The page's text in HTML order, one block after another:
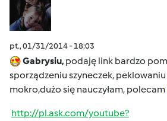
pt., 01/31/2014 - 18:03
Gabrysiu, podaję link bardzo
sporządzeniu szyneczek,
mokro,dużo się nauczyłam, polecam
http://pl.ask.com/youtube?